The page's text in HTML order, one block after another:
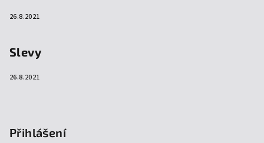
26.8.2021
Slevy
26.8.2021
Přihlášení